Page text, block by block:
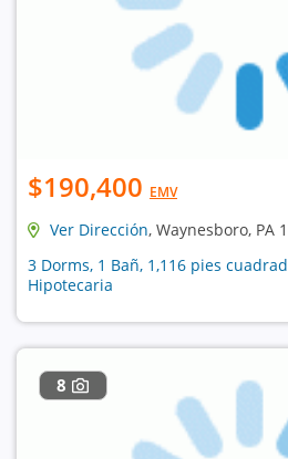
$190,400 EMV
Ver Dirección, Waynesboro, PA
3 Dorms, 1 Bañ, 1,116 pies
Hipotecaria
8